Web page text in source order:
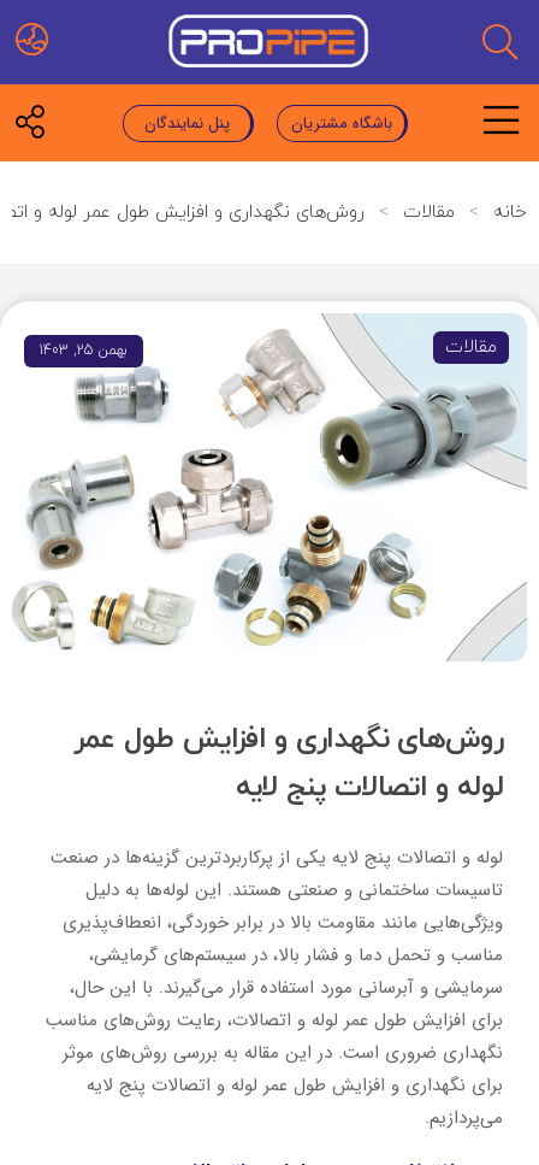
باشگاه مشتریان پنل نمایندگان
خانه > مقالات > روش‌های نگهداری و افزایش طول عمر لوله و
مقالات بهمن 25, 1403
روش‌های نگهداری و افزایش طول عمر
لوله و اتصالات پنج لایه
لوله و اتصالات پنج لایه یکی از پرکاربردترین گزینه‌ها در صنعت
تاسیسات ساختمانی و صنعتی هستند. این لوله‌ها به دلیل
ویژگی‌هایی مانند مقاومت بالا در برابر خوردگی، انعطاف‌پذیری
مناسب و تحمل دما و فشار بالا، در سیستم‌های گرمایشی،
سرمایشی و آبرسانی مورد استفاده قرار می‌گیرند. با این حال،
برای افزایش طول عمر لوله و اتصالات، رعایت روش‌های مناسب
نگهداری ضروری است. در این مقاله به بررسی روش‌های موثر
برای نگهداری و افزایش طول عمر لوله و اتصالات پنج لایه
می‌پردازیم.